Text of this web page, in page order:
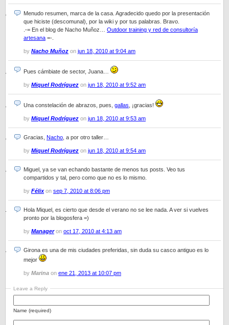
Menudo resumen, marca de la casa. Agradecido quedo por la presentación
que hiciste (descomunal), por la wiki y por tus palabras. Bravo.
.-= En el blog de Nacho Muñoz… Outdoor training y red de consultoría
artesana =-.
by Nacho Muñoz on jun 18, 2010 at 9:04 am
Pues cámbiate de sector, Juana…
by Miquel Rodríguez on jun 18, 2010 at 9:52 am
Una constelación de abrazos, pues, gallas , ¡gracias!
by Miquel Rodríguez on jun 18, 2010 at 9:53 am
Gracias, Nacho , a por otro taller…
by Miquel Rodríguez on jun 18, 2010 at 9:54 am
Miguel, ya se van echando bastante de menos tus posts. Veo tus
compartidos y tal, pero como que no es lo mismo.
by Félixon sep 7, 2010 at 8:06 pm
Hola Miquel, es cierto que desde el verano no se lee nada. A ver si vuelves
pronto por la blogosfera =)
by Manageron oct 17, 2010 at 4:13 am
Girona es una de mis ciudades preferidas, sin duda su casco antiguo es lo
mejor
by Marina on ene 21, 2013 at 10:07 pm
Leave a Reply
Name (required)